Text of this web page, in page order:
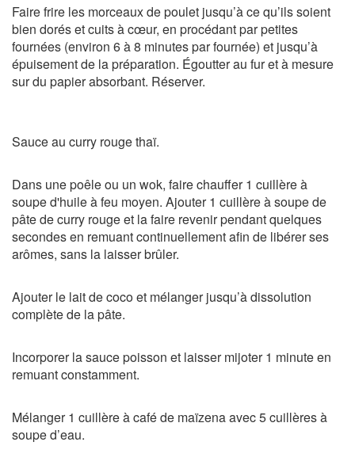
Faire frire les morceaux de poulet jusqu’à ce qu’ils soient
bien dorés et cuits à cœur, en procédant par petites
fournées (environ 6 à 8 minutes par fournée) et jusqu’à
épuisement de la préparation. Égoutter au fur et à mesure
sur du papier absorbant. Réserver.
Sauce au curry rouge thaï.
Dans une poêle ou un wok, faire chauffer 1 cuillère à
soupe d'huile à feu moyen. Ajouter 1 cuillère à soupe de
pâte de curry rouge et la faire revenir pendant quelques
secondes en remuant continuellement afin de libérer ses
arômes, sans la laisser brûler.
Ajouter le lait de coco et mélanger jusqu’à dissolution
complète de la pâte.
Incorporer la sauce poisson et laisser mijoter 1 minute en
remuant constamment.
Mélanger 1 cuillère à café de maïzena avec 5 cuillères à
soupe d’eau.